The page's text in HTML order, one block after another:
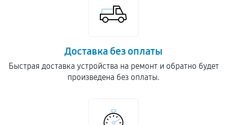
Доставка без оплаты
Быстрая доставка устройства на ремонт и обратно будет
произведена без оплаты.